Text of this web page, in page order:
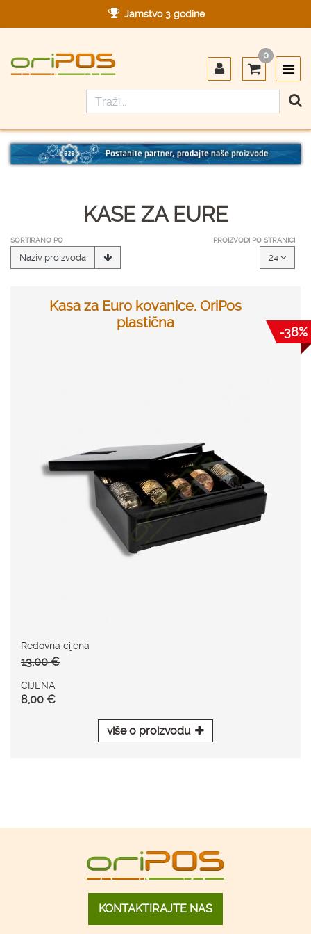
Jamstvo 3 godine
Designed in Germany
Made in Germany
0
KASE ZA EURE
SORTIRANO PO
Naziv proizvoda
PROIZVODI PO STRANICI
24
Kasa za Euro kovanice, OriPos
plastična
Redovna cijena
13,00 €
CIJENA
8,00 €
više o proizvodu
-38%
KONTAKTIRAJTE NAS